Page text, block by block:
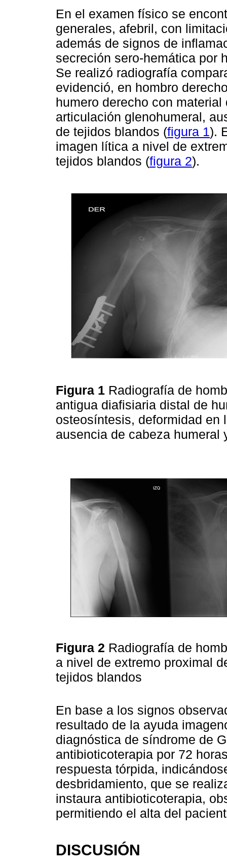
En el examen físico se
generales, afebril, con
además de signos de
secreción sero-hemática por
Se realizó radiografía
evidenció, en hombro
humero derecho con
articulación glenohumeral,
de tejidos blandos (figura 1).
imagen lítica a nivel de
tejidos blandos (figura 2).
Figura 1 Radiografía de
antigua diafisiaria distal de
osteosíntesis, deformidad en
ausencia de cabeza
Figura 2 Radiografía de
a nivel de extremo proximal
tejidos blandos
En base a los signos
resultado de la ayuda
diagnóstica de síndrome de
antibioticoterapia por 72
respuesta tórpida,
desbridamiento, que se
instaura antibioticoterapia,
permitiendo el alta del
DISCUSIÓN